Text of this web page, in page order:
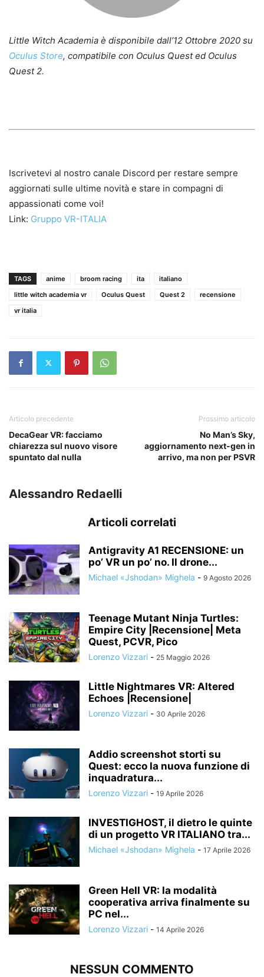
Little Witch Academia è disponibile dall’12 Ottobre 2020 su
Oculus Store, compatibile con Oculus Quest ed Oculus
Quest 2.
Iscrivetevi al nostro canale Discord per restare sempre
aggiornati sulle ultime novità e stare in compagni di
appassionati come voi!
Link: Gruppo VR-ITALIA
TAGS anime broom racing ita
italiano
little witch academia vr
Oculus Quest Quest 2
recensione
vr italia
Articolo precedente
DecaGear VR: facciamo
chiarezza sul nuovo visore
spuntato dal nulla
Prossimo articolo
No Man’s Sky,
aggiornamento next-gen in
arrivo, ma non per PSVR
Alessandro Redaelli
Articoli correlati
Antigravity A1 RECENSIONE: un
po’ VR un po’ no. Il drone...
Michael «Jshodan» Mighela - 9 Agosto 2026
Teenage Mutant Ninja Turtles:
Empire City |Recensione| Meta
Quest, PCVR, Pico
Lorenzo Vizzari - 25 Maggio 2026
Little Nightmares VR: Altered
Echoes |Recensione|
Lorenzo Vizzari - 30 Aprile 2026
Addio screenshot storti su
Quest: ecco la nuova funzione di
inquadratura...
Lorenzo Vizzari - 19 Aprile 2026
INVESTIGHOST, il dietro le quinte
di un progetto VR ITALIANO tra...
Michael «Jshodan» Mighela - 17 Aprile 2026
Green Hell VR: la modalità
cooperativa arriva finalmente su
PC nel...
Lorenzo Vizzari - 14 Aprile 2026
NESSUN COMMENTO